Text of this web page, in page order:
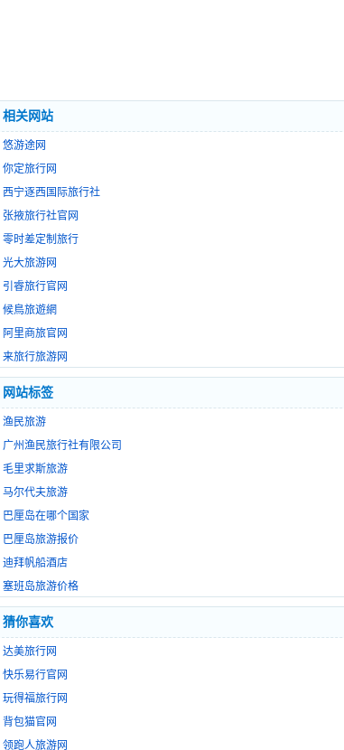
相关网站
悠游途网
你定旅行网
西宁逐西国际旅行社
张掖旅行社官网
零时差定制旅行
光大旅游网
引睿旅行官网
候鳥旅遊網
阿里商旅官网
来旅行旅游网
网站标签
渔民旅游
广州渔民旅行社有限公司
毛里求斯旅游
马尔代夫旅游
巴厘岛在哪个国家
巴厘岛旅游报价
迪拜帆船酒店
塞班岛旅游价格
猜你喜欢
达美旅行网
快乐易行官网
玩得福旅行网
背包猫官网
领跑人旅游网